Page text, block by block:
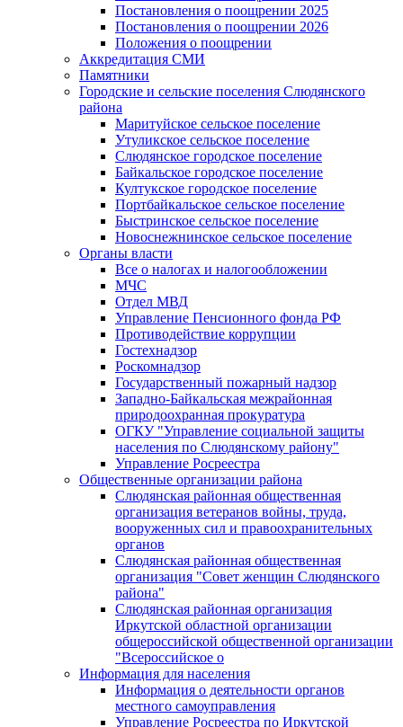
Постановления о поощрении 2025
Постановления о поощрении 2026
Положения о поощрении
Аккредитация СМИ
Памятники
Городские и сельские поселения Слюдянского
района
Маритуйское сельское поселение
Утуликское сельское поселение
Слюдянское городское поселение
Байкальское городское поселение
Култукское городское поселение
Портбайкальское сельское поселение
Быстринское сельское поселение
Новоснежнинское сельское поселение
Органы власти
Все о налогах и налогообложении
МЧС
Отдел МВД
Управление Пенсионного фонда РФ
Противодействие коррупции
Гостехнадзор
Роскомнадзор
Государственный пожарный надзор
Западно-Байкальская межрайонная
природоохранная прокуратура
ОГКУ "Управление социальной защиты
населения по Слюдянскому району"
Управление Росреестра
Общественные организации района
Слюдянская районная общественная
организация ветеранов войны, труда,
вооруженных сил и правоохранительных
органов
Слюдянская районная общественная
организация "Совет женщин Слюдянского
района"
Слюдянская районная организация
Иркутской областной организации
общероссийской общественной организации
"Всероссийское о
Информация для населения
Информация о деятельности органов
местного самоуправления
Управление Росреестра по Иркутской